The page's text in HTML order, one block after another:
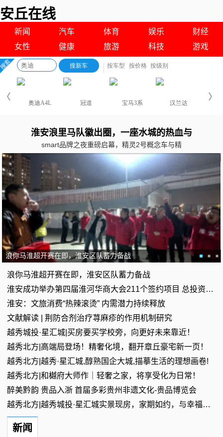
安丘在线
新闻 汽车 体育 娱乐
财经
女性
健康 旅游 科技 游戏
淮安浪里马队徽出圈，一座水城的热血与
smart品牌之夜重磅启幕，精灵2号概念车与精
浪你马淮超开赛在即，淮安区队蓄力备战
浪你马淮超开赛在即，淮安区队蓄力备战
淮安成功举办第四届淮河华商大会211个签约项目 总投资1486.4亿元
淮安：文旅消费“热辣滚烫” 内需潜力持续释放
文献解读 | 荆防合剂治疗荨麻疹的作用机制研究
越秀城投·星汇城|买房要买学校旁，向更好未来靠近！
越秀北方|高端局登场！精奢化境，翻开章丘豪宅新一页！
越秀北方|越秀·星汇城,醇熟国企大城,描摹生活的理想画卷!
越秀北方|和樾府大师作｜轻奢之家，将享受化为日常！
醉美黔韵 贵品入浙 首届多彩贵州非遗文化-贵品博览会
越秀北方|越秀城投·星汇城实景现房，家期如约，与幸福相逢！
新闻